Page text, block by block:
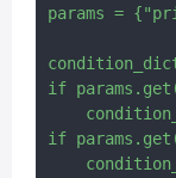
params =
if
if